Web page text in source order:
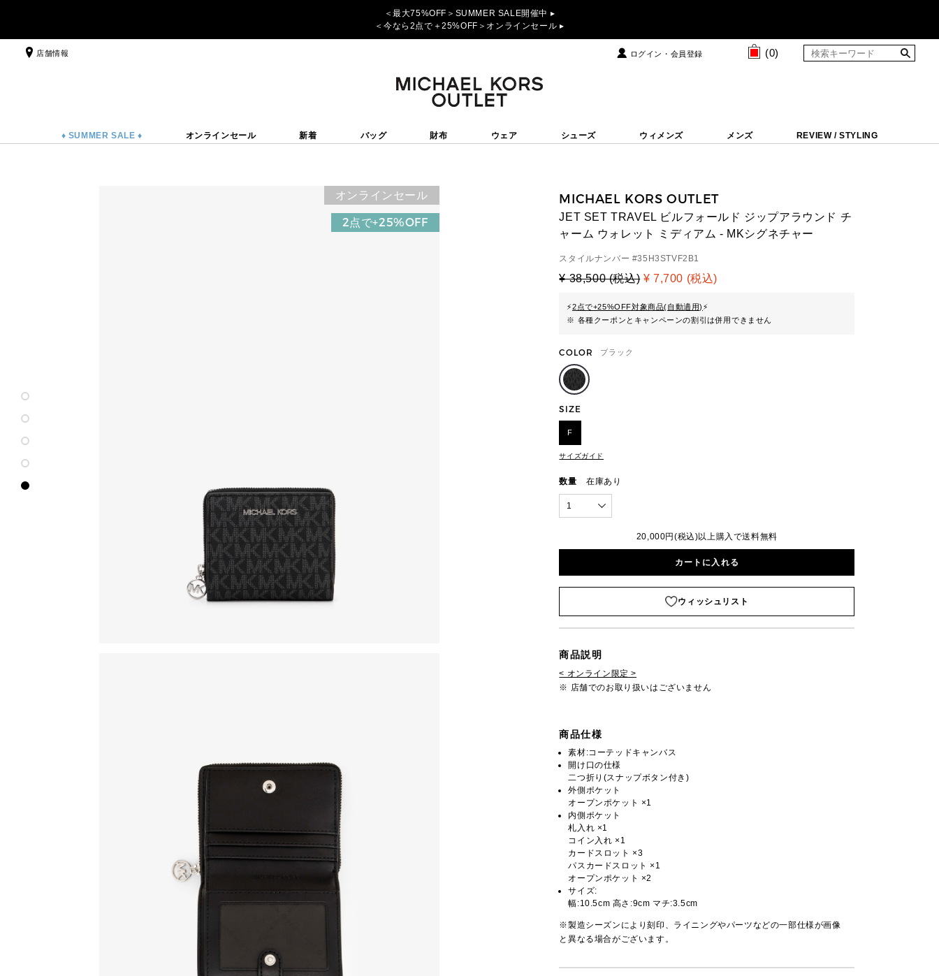
＜最大75%OFF＞SUMMER SALE開催中 ▸
＜今なら2点で＋25%OFF＞オンラインセール ▸
店舗情報 ログイン・会員登録 (0)
♦ SUMMER SALE ♦ オンラインセール 新着 バッグ 財布 ウェア シューズ ウィメンズ メンズ REVIEW / STYLING
オンラインセール
2点で+25%OFF
MICHAEL KORS OUTLET
JET SET TRAVEL ビルフォールド ジップアラウンド チ
ャーム ウォレット ミディアム - MKシグネチャー
スタイルナンバー #35H3STVF2B1
¥ 38,500 (税込) ¥ 7,700 (税込)
⚡2点で+25%OFF対象商品(自動適用) ⚡
※ 各種クーポンとキャンペーンの割引は併用できません
COLOR ブラック
SIZE
F
サイズガイド
数量 在庫あり
1
20,000円(税込)以上購入で送料無料
カートに入れる
ウィッシュリスト
商品説明
< オンライン限定 >
※ 店舗でのお取り扱いはございません
商品仕様
素材:コーテッドキャンバス
開け口の仕様
二つ折り(スナップボタン付き)
外側ポケット
オープンポケット ×1
内側ポケット
札入れ ×1
コイン入れ ×1
カードスロット ×3
パスカードスロット ×1
オープンポケット ×2
サイズ:
幅:10.5cm 高さ:9cm マチ:3.5cm
※製造シーズンにより刻印、ライニングやパーツなどの一部仕様が画像
と異なる場合がございます。